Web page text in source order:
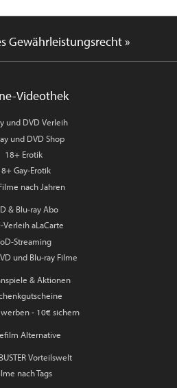
Gewährleistungsrecht »
Videothek
und DVD Verleih
und DVD Shop
18+ Erotik
Gay-Erotik
nach Jahren
& Blu-ray Abo
Verleih aLaCarte
Streaming
und Blu-ray Filme
& Aktionen
- 10€ sichern
Alternative
Vorteilswelt
nach Tags